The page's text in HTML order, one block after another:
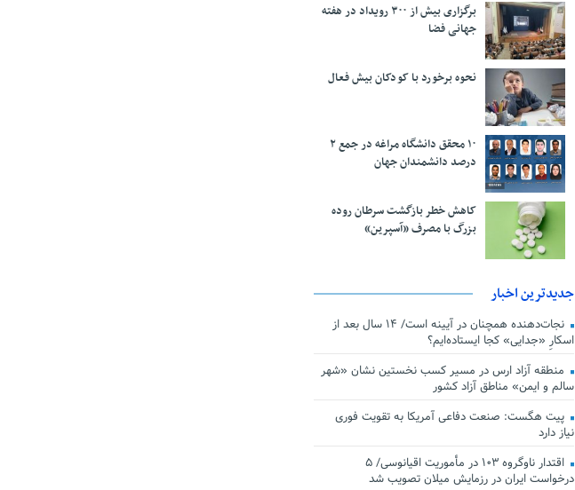
برگزاری بیش از ۳۰۰ رویداد در هفته
جهانی فضا
نحوه برخورد با کودکان بیش فعال
۱۰ محقق دانشگاه مراغه در جمع ۲
درصد دانشمندان جهان
کاهش خطر بازگشت سرطان روده
بزرگ با مصرف «آسپرین»
جدیدترین اخبار
نجات‌دهنده‌ همچنان در آیینه است/ ۱۴ سال بعد از
اسکارِ «جدایی» کجا ایستاده‌ایم؟
منطقه آزاد ارس در مسیر کسب نخستین نشان «شهر
سالم و ایمن» مناطق آزاد کشور
پیت هگست: صنعت دفاعی آمریکا به تقویت فوری
نیاز دارد
اقتدار ناوگروه ۱۰۳ در مأموریت‌ اقیانوسی/ ۵
درخواست ایران در رزمایش میلان تصویب شد